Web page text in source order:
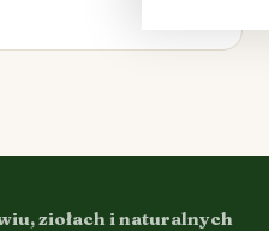
ziołach i naturalnych